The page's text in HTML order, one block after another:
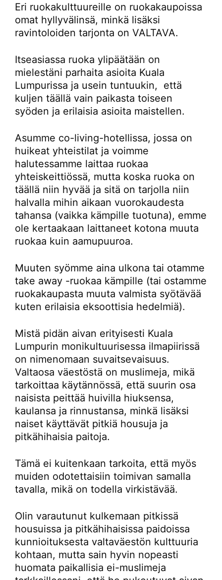
Eri ruokakulttuureille on ruokakaupoissa
omat hyllyvälinsä, minkä lisäksi
ravintoloiden tarjonta on VALTAVA.
Itseasiassa ruoka ylipäätään on
mielestäni parhaita asioita Kuala
Lumpurissa ja usein tuntuukin, että
kuljen täällä vain paikasta toiseen
syöden ja erilaisia asioita maistellen.
Asumme co-living-hotellissa, jossa on
huikeat yhteistilat ja voimme
halutessamme laittaa ruokaa
yhteiskeittiössä, mutta koska ruoka on
täällä niin hyvää ja sitä on tarjolla niin
halvalla mihin aikaan vuorokaudesta
tahansa (vaikka kämpille tuotuna), emme
ole kertaakaan laittaneet kotona muuta
ruokaa kuin aamupuuroa.
Muuten syömme aina ulkona tai otamme
take away -ruokaa kämpille (tai ostamme
ruokakaupasta muuta valmista syötävää
kuten erilaisia eksoottisia hedelmiä).
Mistä pidän aivan erityisesti Kuala
Lumpurin monikultuurisessa ilmapiirissä
on nimenomaan suvaitsevaisuus.
Valtaosa väestöstä on muslimeja, mikä
tarkoittaa käytännössä, että suurin osa
naisista peittää huivilla hiuksensa,
kaulansa ja rinnustansa, minkä lisäksi
naiset käyttävät pitkiä housuja ja
pitkähihaisia paitoja.
Tämä ei kuitenkaan tarkoita, että myös
muiden odotettaisiin toimivan samalla
tavalla, mikä on todella virkistävää.
Olin varautunut kulkemaan pitkissä
housuissa ja pitkähihaisissa paidoissa
kunnioituksesta valtaväestön kulttuuria
kohtaan, mutta sain hyvin nopeasti
huomata paikallisia ei-muslimeja